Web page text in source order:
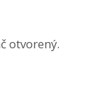
otvorený.